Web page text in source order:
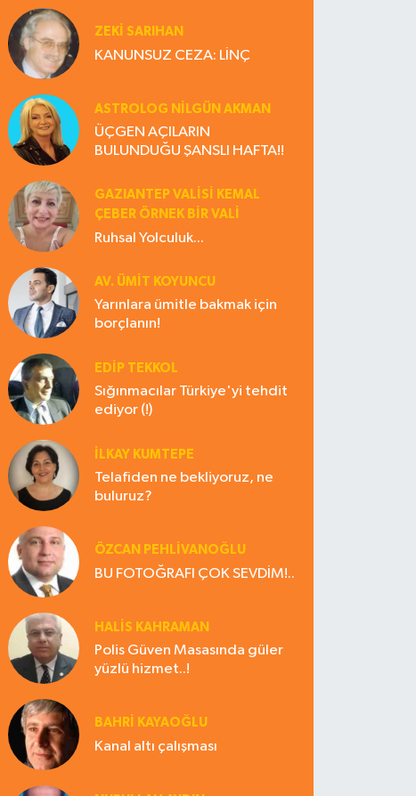
ZEKI SARIHAN
KANUNSUZ CEZA: LİNÇ
ASTROLOG NILGÜN AKMAN
ÜÇGEN AÇILARIN
BULUNDUĞU ŞANSLI HAFTA!!
GAZIANTEP VALISI KEMAL
ÇEBER ÖRNEK BİR VALİ
Ruhsal Yolculuk...
AV. ÜMIT KOYUNCU
Yarınlara ümitle bakmak için
borçlanın!
EDIP TEKKOL
Sığınmacılar Türkiye'yi tehdit
ediyor (!)
İLKAY KUMTEPE
Telafiden ne bekliyoruz, ne
buluruz?
ÖZCAN PEHLİVANOĞLU
BU FOTOĞRAFI ÇOK SEVDİM!..
HALIS KAHRAMAN
Polis Güven Masasında güler
yüzlü hizmet..!
BAHRI KAYAOĞLU
Kanal altı çalışması